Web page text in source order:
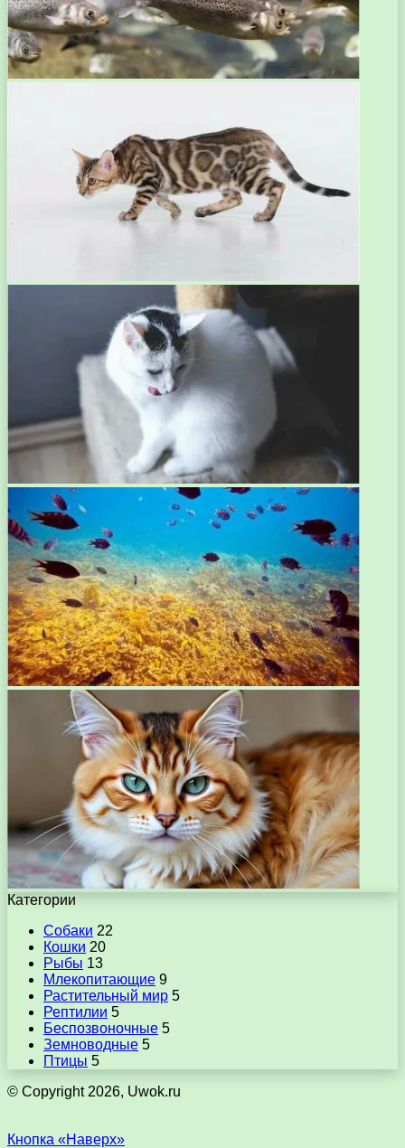
Категории
Собаки 22
Кошки 20
Рыбы 13
Млекопитающие 9
Растительный мир 5
Рептилии 5
Беспозвоночные 5
Земноводные 5
Птицы 5
© Copyright 2026, Uwok.ru
Кнопка «Наверх»